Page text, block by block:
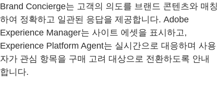
Brand Concierge는 고객의 의도를 브랜드 콘텐츠와 매칭
하여 정확하고 일관된 응답을 제공합니다. Adobe
Experience Manager는 사이트 에셋을 표시하고,
Experience Platform Agent는 실시간으로 대응하며 사용
자가 관심 항목을 구매 고려 대상으로 전환하도록 안내
합니다.